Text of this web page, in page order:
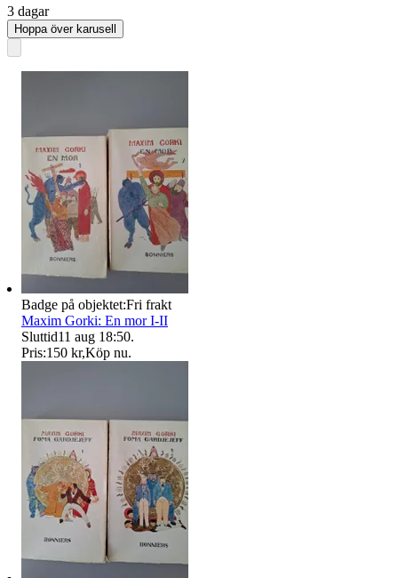
3 dagar
Hoppa över karusell
Badge på objektet:Fri frakt
Maxim Gorki: En mor I-II
Sluttid11 aug 18:50.
Pris:150 kr,Köp nu.